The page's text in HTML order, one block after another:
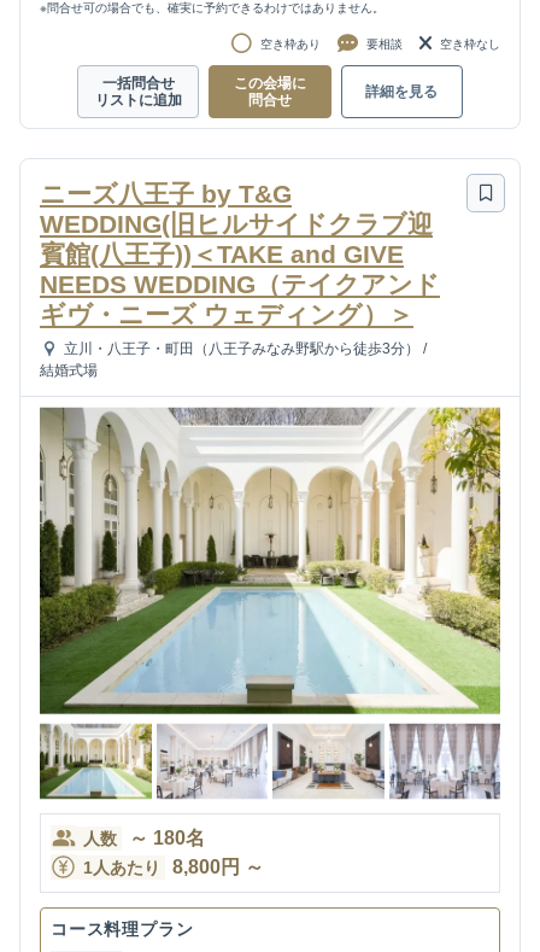
※問合せ可の場合でも、確実に予約できるわけではありません。
空き枠あり 要相談 空き枠なし
一括問合せ
リストに追加
この会場に
問合せ
詳細を見る
ニーズ八王子 by T&G
WEDDING(旧ヒルサイドクラブ迎
賓館(八王子))＜TAKE and GIVE
NEEDS WEDDING（テイクアンド
ギヴ・ニーズ ウェディング）＞
立川・八王子・町田（八王子みなみ野駅から徒歩3分）
/
結婚式場
人数 ～ 180名
1人あたり 8,800円 ～
コース料理プラン